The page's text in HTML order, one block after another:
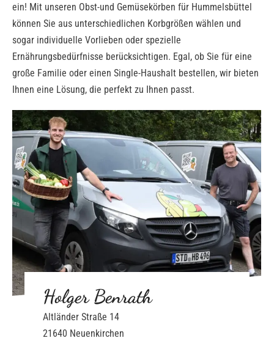
ein! Mit unseren Obst-und Gemüsekörben für Hummelsbüttel
können Sie aus unterschiedlichen Korbgrößen wählen und
sogar individuelle Vorlieben oder spezielle
Ernährungsbedürfnisse berücksichtigen. Egal, ob Sie für eine
große Familie oder einen Single-Haushalt bestellen, wir bieten
Ihnen eine Lösung, die perfekt zu Ihnen passt.
Holger Benrath
Altländer Straße 14
21640 Neuenkirchen